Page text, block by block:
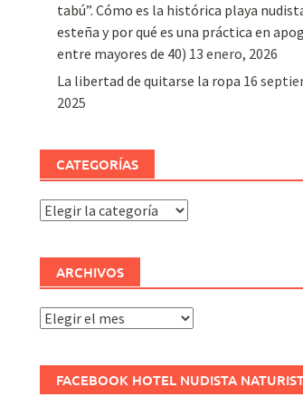
tabú”. Cómo es la histórica playa
esteña y por qué es una práctica en
entre mayores de 40) 13 enero, 2026
La libertad de quitarse la ropa 16
2025
CATEGORÍAS
Categorías
ARCHIVOS
Archivos
FACEBOOK HOTEL NUDISTA